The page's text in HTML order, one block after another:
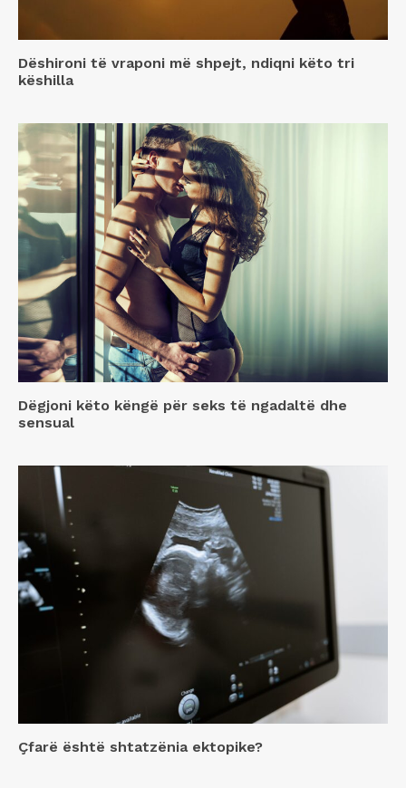
Dëshironi të vraponi më shpejt, ndiqni këto tri
këshilla
Dëgjoni këto këngë për seks të ngadaltë dhe
sensual
Çfarë është shtatzënia ektopike?